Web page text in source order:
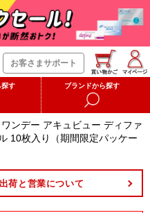
お客さまサポート
探す ブランドから探す
ワンデー アキュビュー ディファ
10枚入り（期間限定パッケー
荷と営業について